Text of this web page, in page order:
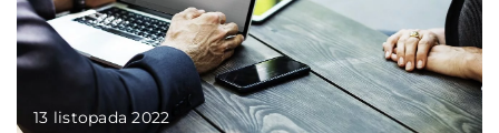
13 listopada 2022